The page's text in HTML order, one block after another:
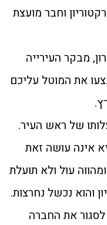
וחבר מועצת
מבקר העירייה
את המוטל עליכם
של ראש העיר.
אינה עושה זאת
עול ולא תועלת
והוא נכשל נחרצות.
לסגור את החברה